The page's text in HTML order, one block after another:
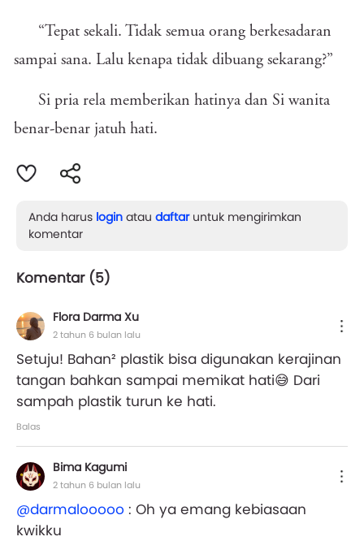
“Tepat sekali. Tidak semua orang berkesadaran
sampai sana. Lalu kenapa tidak dibuang sekarang?”
Si pria rela memberikan hatinya dan Si wanita
benar-benar jatuh hati.
Anda harus login atau daftaruntuk mengirimkan
komentar
Komentar (5)
Flora Darma Xu
2 tahun 6 bulan lalu
Setuju! Bahan² plastik bisa digunakan kerajinan
tangan bahkan sampai memikat hati😅 Dari
sampah plastik turun ke hati.
Balas
Bima Kagumi
2 tahun 6 bulan lalu
@darmalooooo : Oh ya emang kebiasaan
kwikku